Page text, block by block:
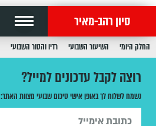
סיון רהב-מאיר
החלק היומי השיעור השבועי רדיו והטור השבועי
רוצה לקבל עדכונים למייל?
נשמח לשלוח לך באופן אישי סיכום שבועי מצוות האתר: